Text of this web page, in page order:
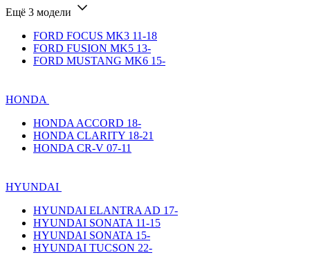
Ещё 3 модели
FORD FOCUS MK3 11-18
FORD FUSION MK5 13-
FORD MUSTANG MK6 15-
HONDA
HONDA ACCORD 18-
HONDA CLARITY 18-21
HONDA CR-V 07-11
HYUNDAI
HYUNDAI ELANTRA AD 17-
HYUNDAI SONATA 11-15
HYUNDAI SONATA 15-
HYUNDAI TUCSON 22-